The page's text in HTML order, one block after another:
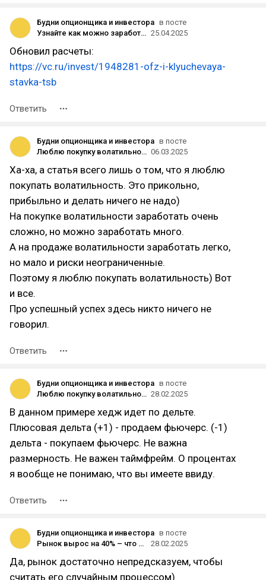
Будни опционщика и инвестора в посте
Узнайте как можно заработать 43% за год. Часть 2: Как посчитать стоимость ОФЗ и потенциальную доходность 25.04.2025
Обновил расчеты:
https://vc.ru/invest/1948281-ofz-i-klyuchevaya-
stavka-tsb
Ответить
Будни опционщика и инвестора в посте
Люблю покупку волатильности 06.03.2025
Ха-ха, а статья всего лишь о том, что я люблю
покупать волатильность. Это прикольно,
прибыльно и делать ничего не надо)
На покупке волатильности заработать очень
сложно, но можно заработать много.
А на продаже волатильности заработать легко,
но мало и риски неограниченные.
Поэтому я люблю покупать волатильность) Вот
и все.
Про успешный успех здесь никто ничего не
говорил.
Ответить
Будни опционщика и инвестора в посте
Люблю покупку волатильности 28.02.2025
В данном примере хедж идет по дельте.
Плюсовая дельта (+1) - продаем фьючерс. (-1)
дельта - покупаем фьючерс. Не важна
размерность. Не важен таймфрейм. О процентах
я вообще не понимаю, что вы имеете ввиду.
Ответить
Будни опционщика и инвестора в посте
Рынок вырос на 40% – что делать: покупать или продавать?
28.02.2025
Да, рынок достаточно непредсказуем, чтобы
считать его случайным процессом)